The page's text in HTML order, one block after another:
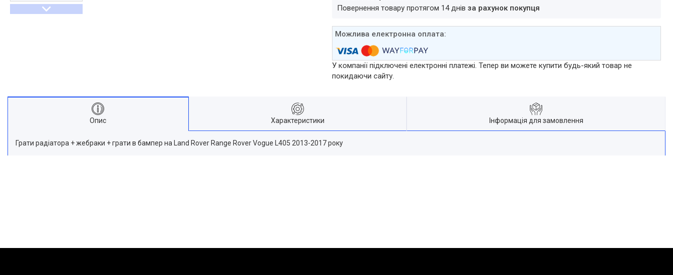
повернення товару протягом 14 днів за рахунок покупця
У компанії підключені електронні платежі. Тепер ви можете купити будь-який товар не
покидаючи сайту.
Опис Характеристики Інформація для замовлення
Грати радіатора + жебраки + грати в бампер на Land Rover Range Rover Vogue L405 2013-2017 року